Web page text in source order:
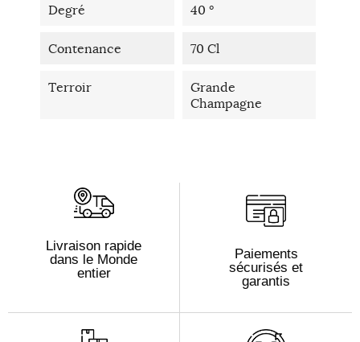
Degré 40 °
Contenance 70 Cl
Terroir
Grande
Champagne
Livraison rapide
dans le Monde
entier
Paiements
sécurisés et
garantis